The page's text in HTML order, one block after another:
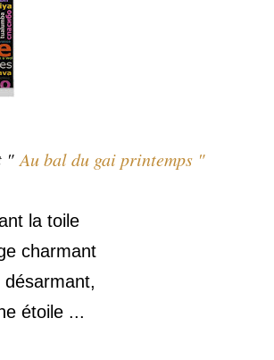
" Au bal du gai printemps "
la toile
charmant
étoile ...